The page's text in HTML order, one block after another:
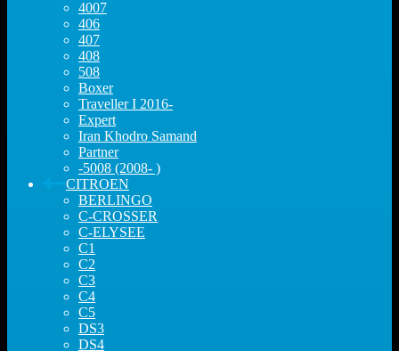
4007
406
407
408
508
Boxer
Traveller I 2016-
Expert
Iran Khodro Samand
Partner
-5008 (2008- )
CITROEN
BERLINGO
C-CROSSER
C-ELYSEE
C1
C2
C3
C4
C5
DS3
DS4